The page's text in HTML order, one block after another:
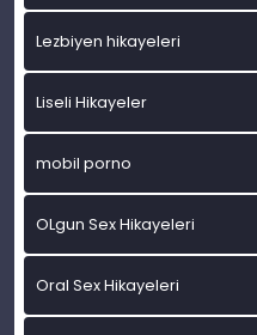
Lezbiyen hikayeleri
Liseli Hikayeler
mobil porno
OLgun Sex Hikayeleri
Oral Sex Hikayeleri